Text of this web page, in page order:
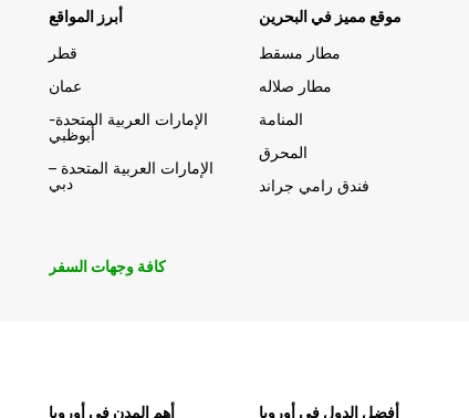
أبرز المواقع
قطر
عمان
الإمارات العربية المتحدة-
أبوظبي
الإمارات العربية المتحدة –
دبي
موقع مميز في البحرين
مطار مسقط
مطار صلاله
المنامة
المحرق
فندق رامي جراند
كافة وجهات السفر
أهم المدن في أوروبا أفضل الدول في أوروبا